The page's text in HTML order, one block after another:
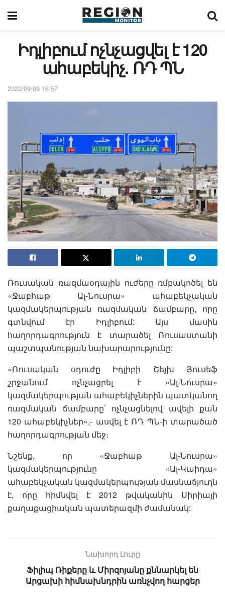
Իդլիբում ոչնչացվել է 120
ահաբեկիչ. ՌԴ ՊՆ
2022/09/09 16:57
Ռուսական ռազմաօդային ուժերը ռմբակոծել են
«Ջաբհաթ Ալ-Նուսրա» ահաբեկչական
կազմակերպության ռազմական ճամբարը, որը
գտնվում էր Իդլիբում: Այս մասին
հաղորդագրություն է տարածել Ռուսաստանի
պաշտպանության նախարարությունը:
«Ռուսական օդուժը Իդլիբի Շեյխ Յուսեֆ
շրջանում ոչնչացրել է «Ալ-Նուսրա»
կազմակերպության ահաբեկիչներին պատկանող
ռազմական ճամբարը՝ ոչնչացնելով ավելի քան
120 ահաբեկիչներ»,- ասվել է ՌԴ ՊՆ-ի տարածած
հաղորդագրության մեջ։
Նշենք, որ «Ջաբհաթ Ալ-Նուսրա»
կազմակերպությունը «Ալ-Կաիդա»
ահաբեկչական կազմակերպության մասնաճյուղն
է, որը հիմնվել է 2012 թվականին Սիրիայի
քաղաքացիական պատերազմի ժամանակ:
Նախորդ Լուրը
Ֆիլիպ Ռիքերը և Միրզոյանը քննարկել են
Արցախի հիմնախնդրին առնչվող հարցեր